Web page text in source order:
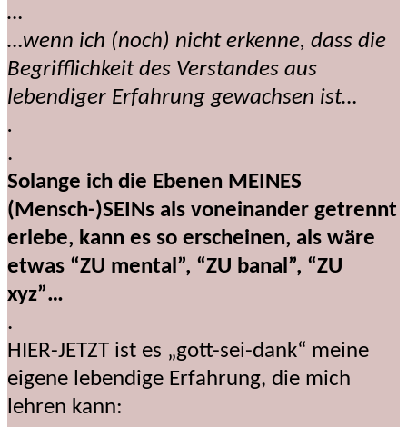
…
…wenn ich (noch) nicht erkenne, dass die
Begrifflichkeit des Verstandes aus
lebendiger Erfahrung gewachsen ist…
.
.
Solange ich die Ebenen MEINES
(Mensch-)SEINs als voneinander getrennt
erlebe, kann es so erscheinen, als wäre
etwas “ZU mental”, “ZU banal”, “ZU
xyz”…
.
HIER-JETZT ist es „gott-sei-dank“ meine
eigene lebendige Erfahrung, die mich
lehren kann: